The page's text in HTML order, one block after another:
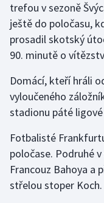
Futsal
Golf
Gymnastika
Házená
Jezdectví
Krasobruslení
trefou v sezoně
ještě do poločasu,
prosadil skotský
90. minutě o
Domácí, kteří hráli
vyloučeného
stadionu páté
Fotbalisté
poločase. Podruhé
Francouz Bahoya a
střelou stoper Koch.